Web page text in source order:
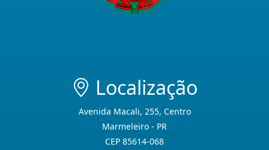
Localização
Avenida Macali, 255, Centro
Marmeleiro - PR
CEP 85614-068